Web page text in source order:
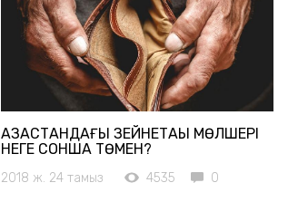
ҚАЗАҚСТАНДАҒЫ ЗЕЙНЕТАҚЫ МӨЛШЕРІ
НЕГЕ СОНША ТӨМЕН?
2018 ж. 24 тамыз 4535 0